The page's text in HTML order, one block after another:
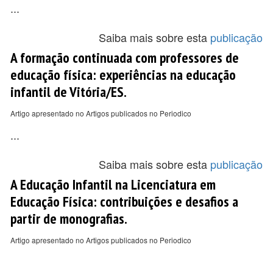
...
Saiba mais sobre esta publicação
A formação continuada com professores de
educação física: experiências na educação
infantil de Vitória/ES.
Artigo apresentado no Artigos publicados no Periodico
...
Saiba mais sobre esta publicação
A Educação Infantil na Licenciatura em
Educação Física: contribuições e desafios a
partir de monografias.
Artigo apresentado no Artigos publicados no Periodico